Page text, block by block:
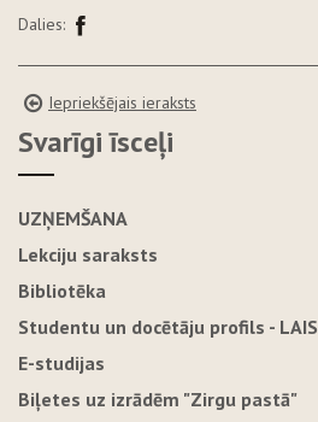
Dalies:
Iepriekšējais ieraksts
Svarīgi īsceļi
UZŅEMŠANA
Lekciju saraksts
Bibliotēka
Studentu un docētāju profils - LAIS
E-studijas
Biļetes uz izrādēm "Zirgu pastā"